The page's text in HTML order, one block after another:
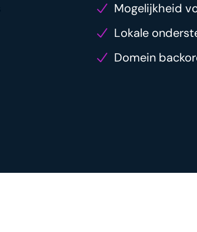
Mogelijkheid
Lokale
Domein